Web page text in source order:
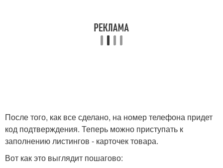
После того, как все сделано, на номер телефона придет
код подтверждения. Теперь можно приступать к
заполнению листингов - карточек товара.
Вот как это выглядит пошагово: